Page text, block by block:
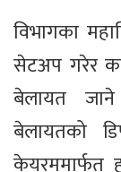
विभागका
सेटअप गरेर
बेलायत जाने
बेलायतको